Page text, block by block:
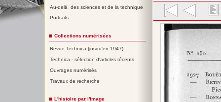
Au-delà des sciences et de la technique
Portraits
Collections numérisées
Revue Technica (jusqu'en 1947)
Technica - sélection d'articles récents
Ouvrages numérisés
Travaux de recherche
L'histoire par l'image